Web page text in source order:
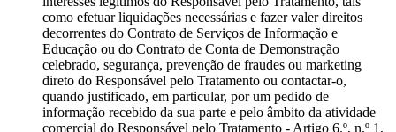
como efetuar liquidações necessárias e fazer valer direitos
decorrentes do Contrato de Serviços de Informação e
Educação ou do Contrato de Conta de Demonstração
celebrado, segurança, prevenção de fraudes ou marketing
direto do Responsável pelo Tratamento ou contactar-o,
quando justificado, em particular, por um pedido de
informação recebido da sua parte e pelo âmbito da atividade
comercial do Responsável pelo Tratamento - Artigo 6.º, n.º 1,